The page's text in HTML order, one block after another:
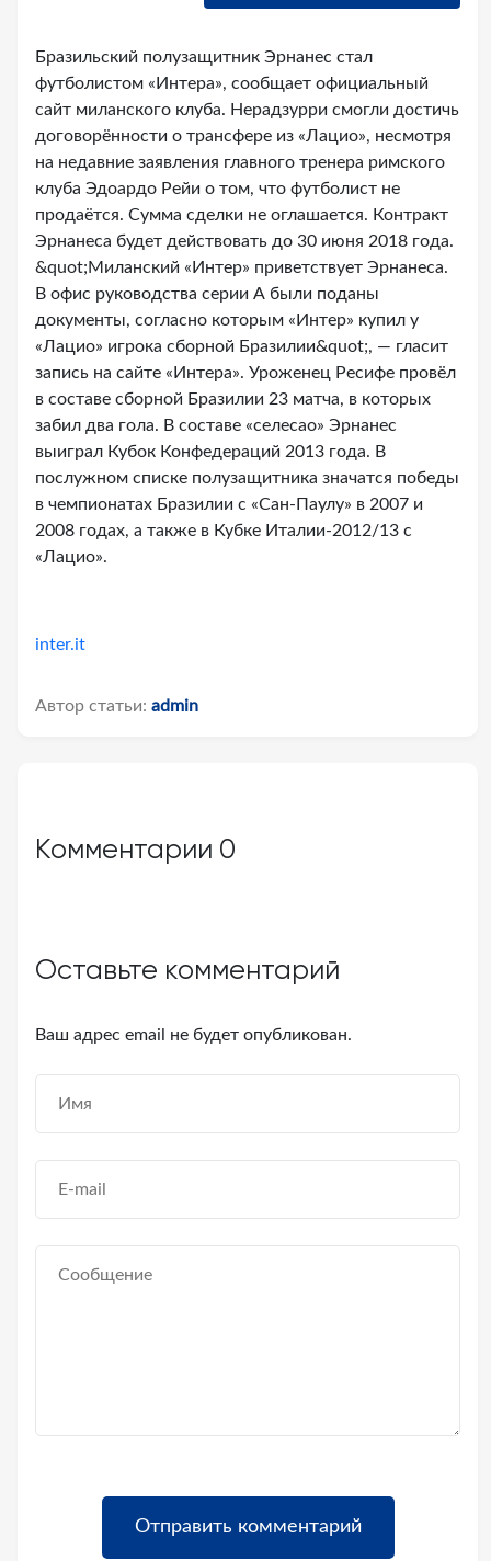
Бразильский полузащитник Эрнанес стал
футболистом «Интера», сообщает официальный
сайт миланского клуба. Нерадзурри смогли достичь
договорённости о трансфере из «Лацио», несмотря
на недавние заявления главного тренера римского
клуба Эдоардо Рейи о том, что футболист не
продаётся. Сумма сделки не оглашается. Контракт
Эрнанеса будет действовать до 30 июня 2018 года.
&quot;Миланский «Интер» приветствует Эрнанеса.
В офис руководства серии А были поданы
документы, согласно которым «Интер» купил у
«Лацио» игрока сборной Бразилии&quot;, — гласит
запись на сайте «Интера». Уроженец Ресифе провёл
в составе сборной Бразилии 23 матча, в которых
забил два гола. В составе «селесао» Эрнанес
выиграл Кубок Конфедераций 2013 года. В
послужном списке полузащитника значатся победы
в чемпионатах Бразилии с «Сан-Паулу» в 2007 и
2008 годах, а также в Кубке Италии-2012/13 с
«Лацио».
inter.it
Автор статьи: admin
Комментарии 0
Оставьте комментарий
Ваш адрес email не будет опубликован.